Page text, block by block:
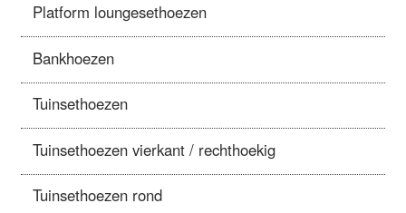
Platform loungesethoezen
Bankhoezen
Tuinsethoezen
Tuinsethoezen vierkant / rechthoekig
Tuinsethoezen rond